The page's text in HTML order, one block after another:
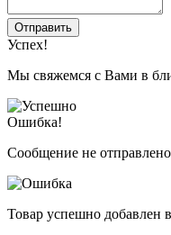
Отправить
Успех!
Мы свяжемся с Вами в
Ошибка!
Сообщение не
Товар успешно добавлен в